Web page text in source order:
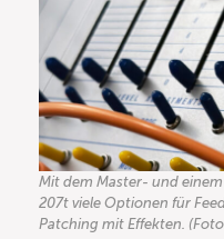
Mit dem Master- und
207t viele Optionen für
Patching mit Effekten.